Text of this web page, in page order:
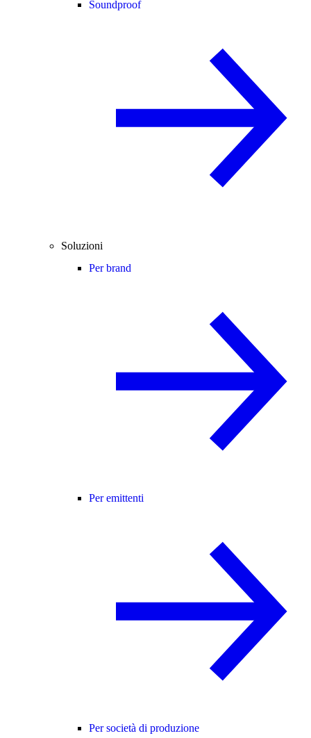
Soundproof
Soluzioni
Per brand
Per emittenti
Per società di produzione